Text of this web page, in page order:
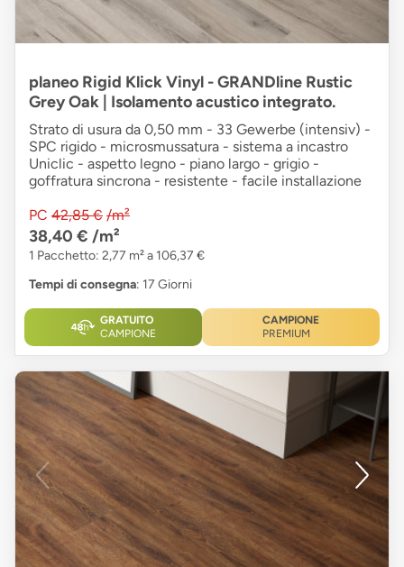
planeo Rigid Klick Vinyl - GRANDline Rustic
Grey Oak | Isolamento acustico integrato.
Strato di usura da 0,50 mm - 33 Gewerbe (intensiv) -
SPC rigido - microsmussatura - sistema a incastro
Uniclic - aspetto legno - piano largo - grigio -
goffratura sincrona - resistente - facile installazione
PC 42,85 € /m²
38,40 € /m²
1 Pacchetto: 2,77 m² a 106,37 €
Tempi di consegna: 17 Giorni
GRATUITO
CAMPIONE
CAMPIONE
PREMIUM